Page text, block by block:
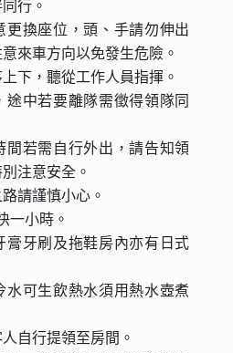
行。
更換座位，頭、手請勿伸出
來車方向以免發生危險。
下，聽從工作人員指揮。
途中若要離隊需徵得領隊同
間若需自行外出，請告知領
注意安全。
請謹慎小心。
一小時。
膏牙刷及拖鞋房內亦有日式
水可生飲熱水須用熱水壺煮
自行提領至房間。